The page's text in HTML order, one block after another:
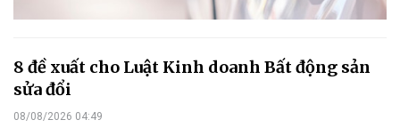
8 đề xuất cho Luật Kinh doanh Bất động sản
sửa đổi
08/08/2026 04:49